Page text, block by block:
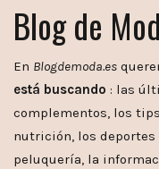
Blog de
En Blogdemoda.es
está buscando : las
complementos, los
nutrición, los deportes
peluquería, la